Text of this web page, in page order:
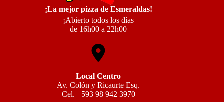
¡La mejor pizza de Esmeraldas!
¡Abierto todos los días
de 16h00 a 22h00
Local Centro
Av. Colón y Ricaurte Esq.
Cel. +593 98 942 3970